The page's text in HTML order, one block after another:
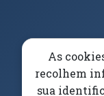
Elogios,
As
recolhem
sua